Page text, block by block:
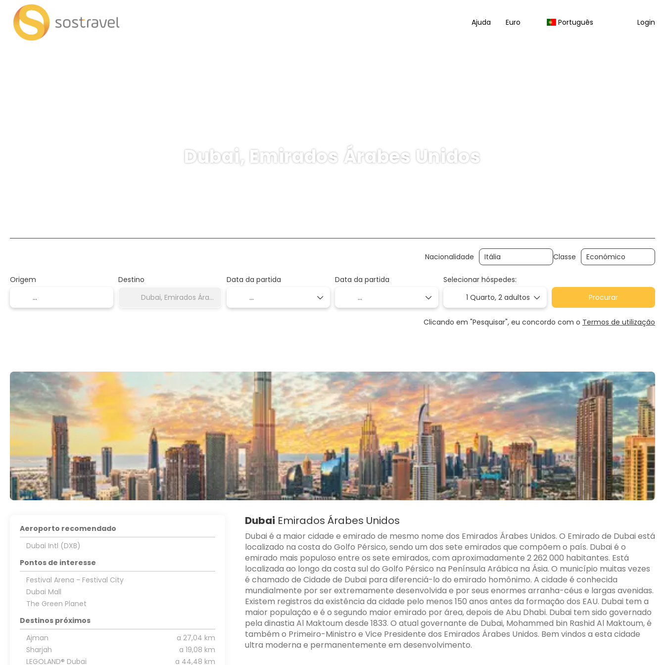
Ajuda Euro Português Login
Dubai, Emirados Árabes Unidos
Nacionalidade Classe
Origem Destino Data da partida Data da partida
Selecionar hóspedes:
1 Quarto, 2 adultos Procurar
Clicando em "Pesquisar", eu concordo com o Termos de utilização
Dubai Emirados Árabes Unidos
Dubai é a maior cidade e emirado de mesmo nome dos Emirados Árabes Unidos. O Emirado de Dubai está
localizado na costa do Golfo Pérsico, sendo um dos sete emirados que compõem o país. Dubai é o
emirado mais populoso entre os sete emirados, com aproximadamente 2 262 000 habitantes. Está
localizada ao longo da costa sul do Golfo Pérsico na Península Arábica na Ásia. O município muitas vezes
é chamado de Cidade de Dubai para diferenciá-lo do emirado homônimo. A cidade é conhecida
mundialmente por ser extremamente desenvolvida e por seus enormes arranha-céus e largas avenidas.
Existem registros da existência da cidade pelo menos 150 anos antes da formação dos EAU. Dubai tem a
maior população e é o segundo maior emirado por área, depois de Abu Dhabi. Dubai tem sido governado
pela dinastia Al Maktoum desde 1833. O atual governante de Dubai, Mohammed bin Rashid Al Maktoum, é
também o Primeiro-Ministro e Vice Presidente dos Emirados Árabes Unidos. Bem vindos a esta cidade
ultra moderna e permanentemente em desenvolvimento.
Aeroporto recomendado
Dubai Intl (DXB)
Pontos de interesse
Festival Arena - Festival City
Dubai Mall
The Green Planet
Destinos próximos
Ajman
a 27,04 km
Sharjah
a 19,08 km
LEGOLAND® Dubai
a 44,48 km